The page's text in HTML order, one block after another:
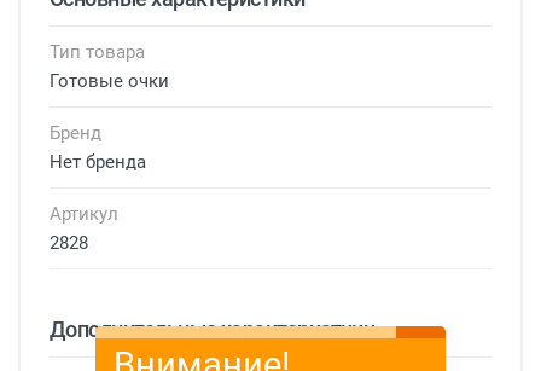
Тип товара
Готовые очки
Бренд
Нет бренда
Артикул
2828
Дополнительные характеристики